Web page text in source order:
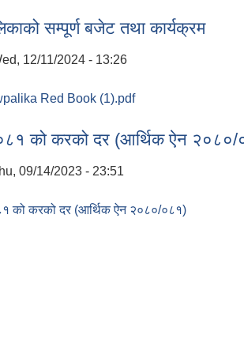
सम्पूर्ण बजेट तथा कार्यक्रम
12/11/2024 - 13:26
Red Book (1).pdf
को करको दर (आर्थिक ऐन २०८०/
09/14/2023 - 23:51
को करको दर (आर्थिक ऐन २०८०/०८१)